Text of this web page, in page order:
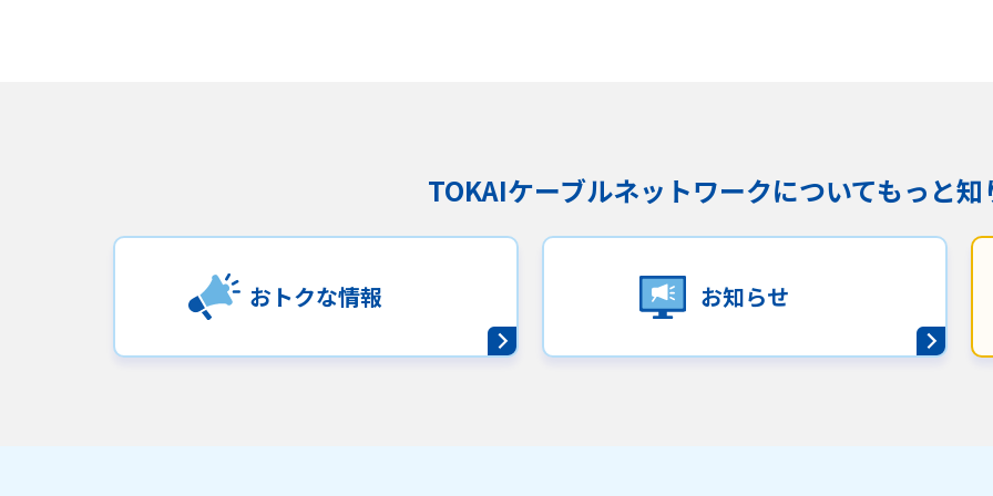
TOKAIケーブルネットワークについてもっと知
おトクな情報 お知らせ